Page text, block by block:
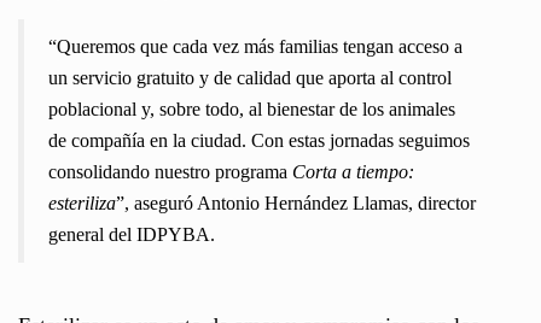
“Queremos que cada vez más familias tengan acceso a
un servicio gratuito y de calidad que aporta al control
poblacional y, sobre todo, al bienestar de los animales
de compañía en la ciudad. Con estas jornadas seguimos
consolidando nuestro programa Corta a tiempo:
esteriliza”, aseguró Antonio Hernández Llamas, director
general del IDPYBA.